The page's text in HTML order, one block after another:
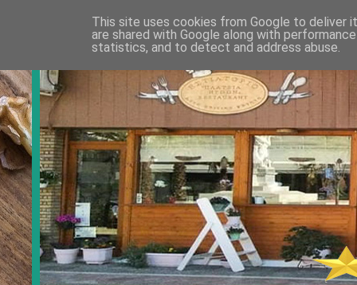
This site uses cookies from Google to deliver
are shared with Google along with
statistics, and to detect and address abuse.